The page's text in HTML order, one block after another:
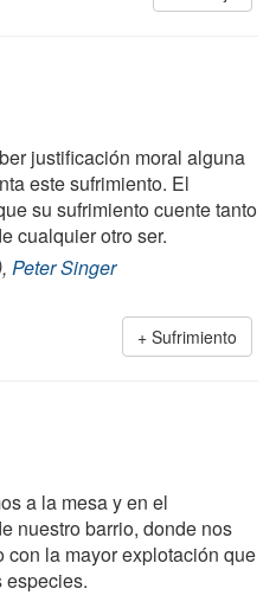
justificación moral alguna
este sufrimiento. El
su sufrimiento cuente tanto
cualquier otro ser.
Peter Singer
Sufrimiento
a la mesa y en el
nuestro barrio, donde nos
con la mayor explotación que
especies.